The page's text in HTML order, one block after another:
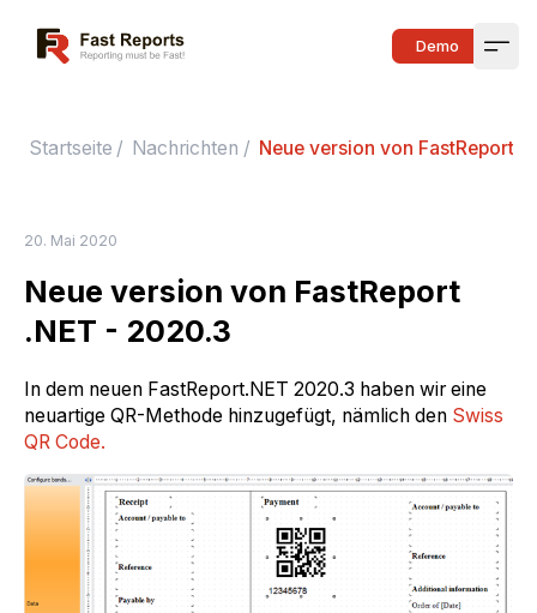
Fast Reports Demo
Startseite / Nachrichten / Neue version von FastReport
20. Mai 2020
Neue version von FastReport
.NET - 2020.3
In dem neuen FastReport.NET 2020.3 haben wir eine
neuartige QR-Methode hinzugefügt, nämlich den Swiss
QR Code.